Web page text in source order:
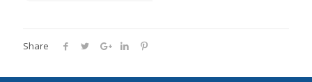
Share